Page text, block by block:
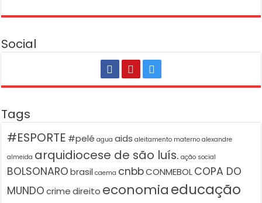
Social
Tags
#ESPORTE #pelé agua aids aleitamento materno alexandre
almeida arquidiocese de são luís. ação social
BOLSONARO brasil caema cnbbCONMEBOLCOPA DO
MUNDO crime direito economiaeducação